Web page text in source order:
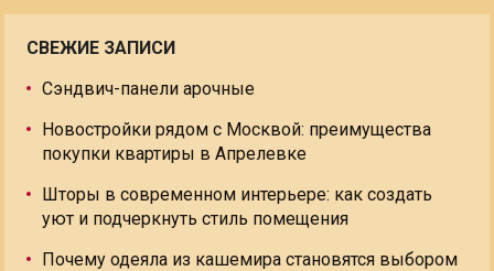
СВЕЖИЕ ЗАПИСИ
Сэндвич-панели арочные
Новостройки рядом с Москвой: преимущества
покупки квартиры в Апрелевке
Шторы в современном интерьере: как создать
уют и подчеркнуть стиль помещения
Почему одеяла из кашемира становятся выбором